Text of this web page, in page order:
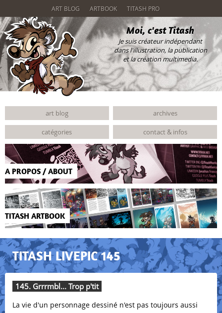
ART BLOG ARTBOOK TITASH PRO
Moi, c'est Titash
Je suis créateur indépendant
dansl'illustration, la publication
etla création multimedia.
art blog archives
catégories contact & infos
A PROPOS / ABOUT
TITASH ARTBOOK
TITASH LIVEPIC 145
145. Grrrmbl... Trop p'tit
La vie d'un personnage dessiné n'est pas toujours aussi